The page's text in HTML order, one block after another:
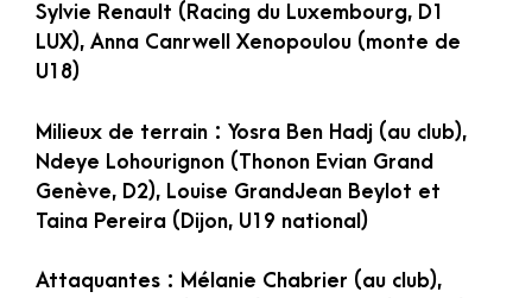
Sylvie Renault (Racing du Luxembourg, D1
LUX), Anna Canrwell Xenopoulou (monte de
U18)
Milieux de terrain : Yosra Ben Hadj (au club),
Ndeye Lohourignon (Thonon Evian Grand
Genève, D2), Louise GrandJean Beylot et
Taina Pereira (Dijon, U19 national)
Attaquantes : Mélanie Chabrier (au club),